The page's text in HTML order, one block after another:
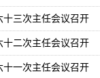
三次主任会议召开
二次主任会议召开
一次主任会议召开